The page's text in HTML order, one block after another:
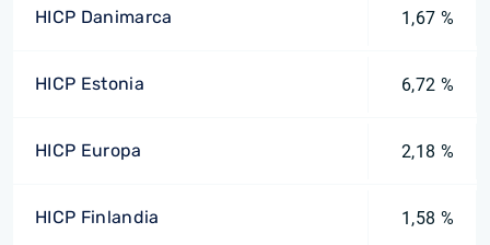
HICP Danimarca 1,67 %
HICP Estonia 6,72 %
HICP Europa 2,18 %
HICP Finlandia 1,58 %